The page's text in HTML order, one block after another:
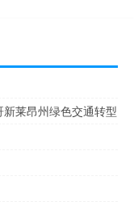
莱昂州绿色交通转型